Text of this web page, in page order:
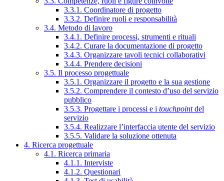
3.3.1. Coordinatore di progetto
3.3.2. Definire ruoli e responsabilità
3.4. Metodo di lavoro
3.4.1. Definire processi, strumenti e rituali
3.4.2. Curare la documentazione di progetto
3.4.3. Organizzare tavoli tecnici collaborativi
3.4.4. Prendere decisioni
3.5. Il processo progettuale
3.5.1. Organizzare il progetto e la sua gestione
3.5.2. Comprendere il contesto d’uso del servizio
pubblico
3.5.3. Progettare i processi e i touchpointdel
servizio
3.5.4. Realizzare l’interfaccia utente del servizio
3.5.5. Validare la soluzione ottenuta
4. Ricerca progettuale
4.1. Ricerca primaria
4.1.1. Interviste
4.1.2. Questionari